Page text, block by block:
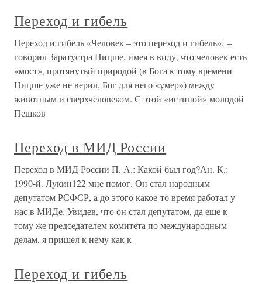
Переход и гибель
Переход и гибель «Человек – это переход и гибель», –
говорил Заратустра Ницше, имея в виду, что человек есть
«мост», протянутый природой (в Бога к тому времени
Ницше уже не верил, Бог для него «умер») между
животным и сверхчеловеком. С этой «истиной» молодой
Пешков
Переход в МИД России
Переход в МИД России П. А.: Какой был год?Ан. К.:
1990-й. Лукин122 мне помог. Он стал народным
депутатом РСФСР, а до этого какое-то время работал у
нас в МИДе. Увидев, что он стал депутатом, да еще к
тому же председателем комитета по международным
делам, я пришел к нему как к
Переход и гибель